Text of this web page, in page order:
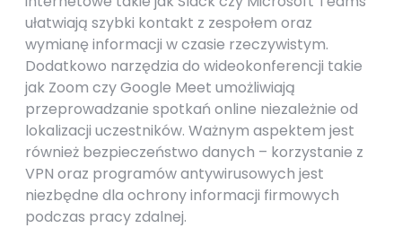
ułatwiają szybki kontakt z zespołem oraz
wymianę informacji w czasie rzeczywistym.
Dodatkowo narzędzia do wideokonferencji takie
jak Zoom czy Google Meet umożliwiają
przeprowadzanie spotkań online niezależnie od
lokalizacji uczestników. Ważnym aspektem jest
również bezpieczeństwo danych – korzystanie z
VPN oraz programów antywirusowych jest
niezbędne dla ochrony informacji firmowych
podczas pracy zdalnej.